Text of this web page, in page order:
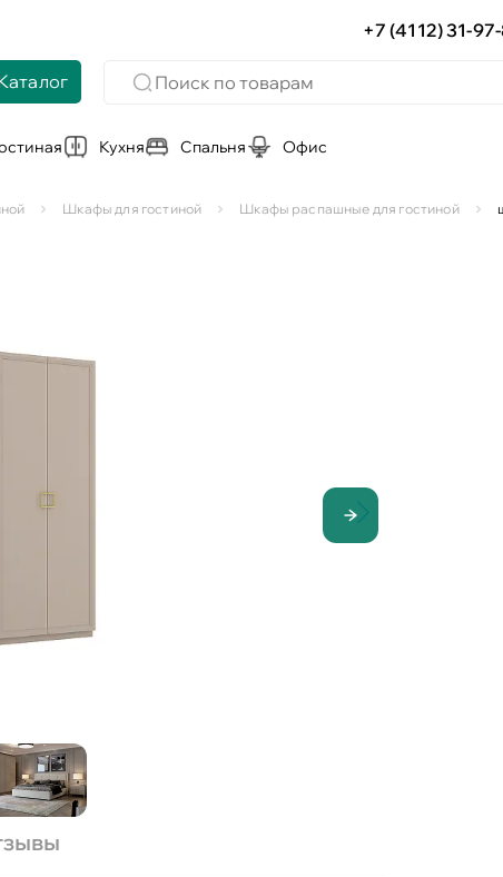
+7 (4112) 31-
Кухня Спальня Офис
Шкафы для гостиной Шкафы распашные для гостиной